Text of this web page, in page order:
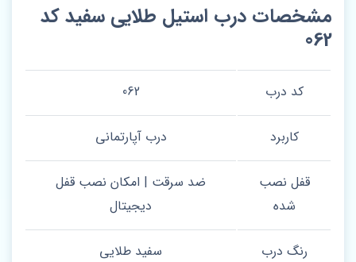
مشخصات درب استیل طلایی سفید کد
062
کد درب 062
کاربرد درب آپارتمانی
قفل نصب
شده
ضد سرقت | امکان نصب قفل
دیجیتال
رنگ درب سفید طلایی